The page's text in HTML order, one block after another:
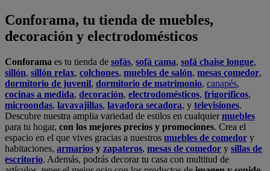
Conforama, tu tienda de muebles,
decoración y electrodomésticos
Conforama es tu tienda de sofás, sofá cama, sofá chaise longue,
sillón, sillón relax, colchones, muebles de salón, mesas comedor,
dormitorio de juvenil, dormitorio de matrimonio, canapés,
cocinas a medida, decoración, electrodomésticos, frigoríficos,
microondas, lavavajillas, lavadora secadora, y televisiones.
Descubre nuestra amplia variedad de estilos en cualquiermuebles
para tu hogar, con los mejores precios y promociones. Crea el
espacio en el que vives gracias a nuestros muebles de comedor y
habitaciones, armarios y zapateros, mesas de comedor y sillas de
escritorio. Además, podrás decorar tu casa con multitud de